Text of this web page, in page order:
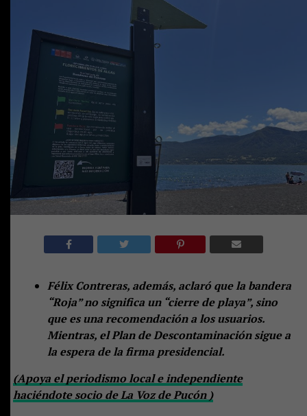
Félix Contreras, además, aclaró que la bandera
“Roja” no significa un “cierre de playa”, sino
que es una recomendación a los usuarios.
Mientras, el Plan de Descontaminación sigue a
la espera de la firma presidencial.
(Apoya el periodismo local e independiente
haciéndote socio de La Voz de Pucón )